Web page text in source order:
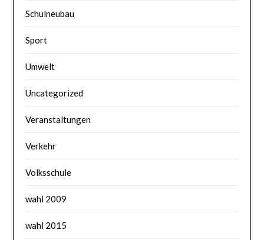
Schulneubau
Sport
Umwelt
Uncategorized
Veranstaltungen
Verkehr
Volksschule
wahl 2009
wahl 2015